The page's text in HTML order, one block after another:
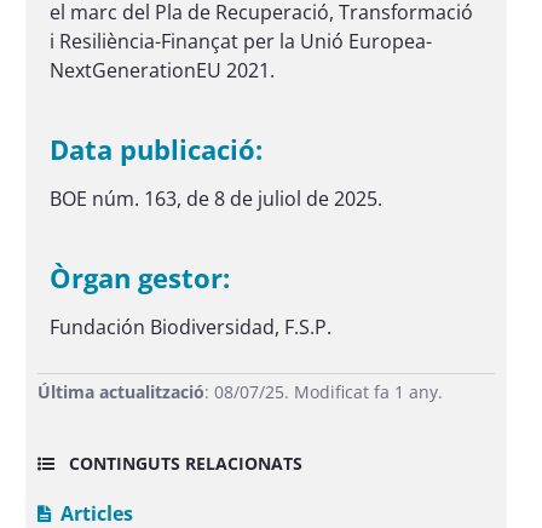
el marc del Pla de Recuperació, Transformació
i Resiliència-Finançat per la Unió Europea-
NextGenerationEU 2021.
Data publicació:
BOE núm. 163, de 8 de juliol de 2025.
Òrgan gestor:
Fundación Biodiversidad, F.S.P.
Última actualització: 08/07/25. Modificat fa 1 any.
CONTINGUTS RELACIONATS
Articles